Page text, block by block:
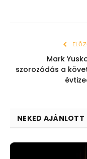
Mark
szorozódás a
NEKED AJÁNLOTT